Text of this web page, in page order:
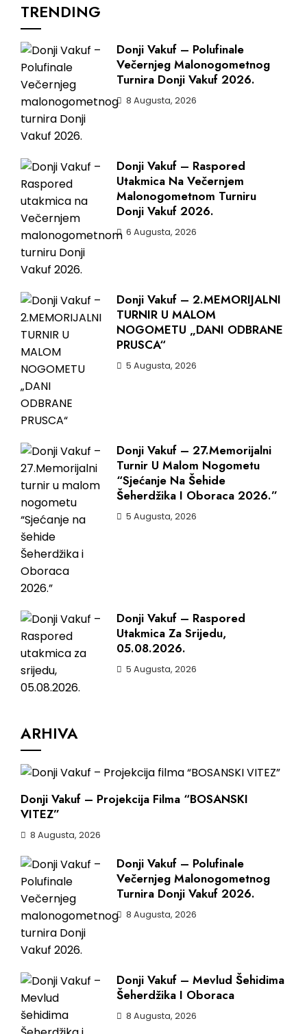
TRENDING
Donji Vakuf – Polufinale
Večernjeg Malonogometnog
Turnira Donji Vakuf 2026.
8 Augusta, 2026
Donji Vakuf – Raspored
Utakmica Na Večernjem
Malonogometnom Turniru
Donji Vakuf 2026.
6 Augusta, 2026
Donji Vakuf – 2.MEMORIJALNI
TURNIR U MALOM
NOGOMETU „DANI ODBRANE
PRUSCA“
5 Augusta, 2026
Donji Vakuf – 27.Memorijalni
Turnir U Malom Nogometu
“Sjećanje Na Šehide
Šeherdžika I Oboraca 2026.”
5 Augusta, 2026
Donji Vakuf – Raspored
Utakmica Za Srijedu,
05.08.2026.
5 Augusta, 2026
ARHIVA
Donji Vakuf – Projekcija Filma “BOSANSKI
VITEZ”
8 Augusta, 2026
Donji Vakuf – Polufinale
Večernjeg Malonogometnog
Turnira Donji Vakuf 2026.
8 Augusta, 2026
Donji Vakuf – Mevlud Šehidima
Šeherdžika I Oboraca
8 Augusta, 2026